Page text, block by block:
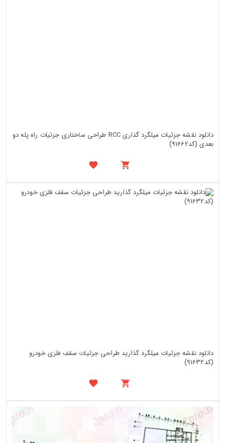
دانلود نقشه جزئیات میلگرد گذاری RCC طراحی ساختاری جزئیات راه پله دو
بعدی (کد91662)
دانلود نقشه جزئیات میلگرد گذارید طراحی جزئیات سقف فلزی خودرو
(کد91632)